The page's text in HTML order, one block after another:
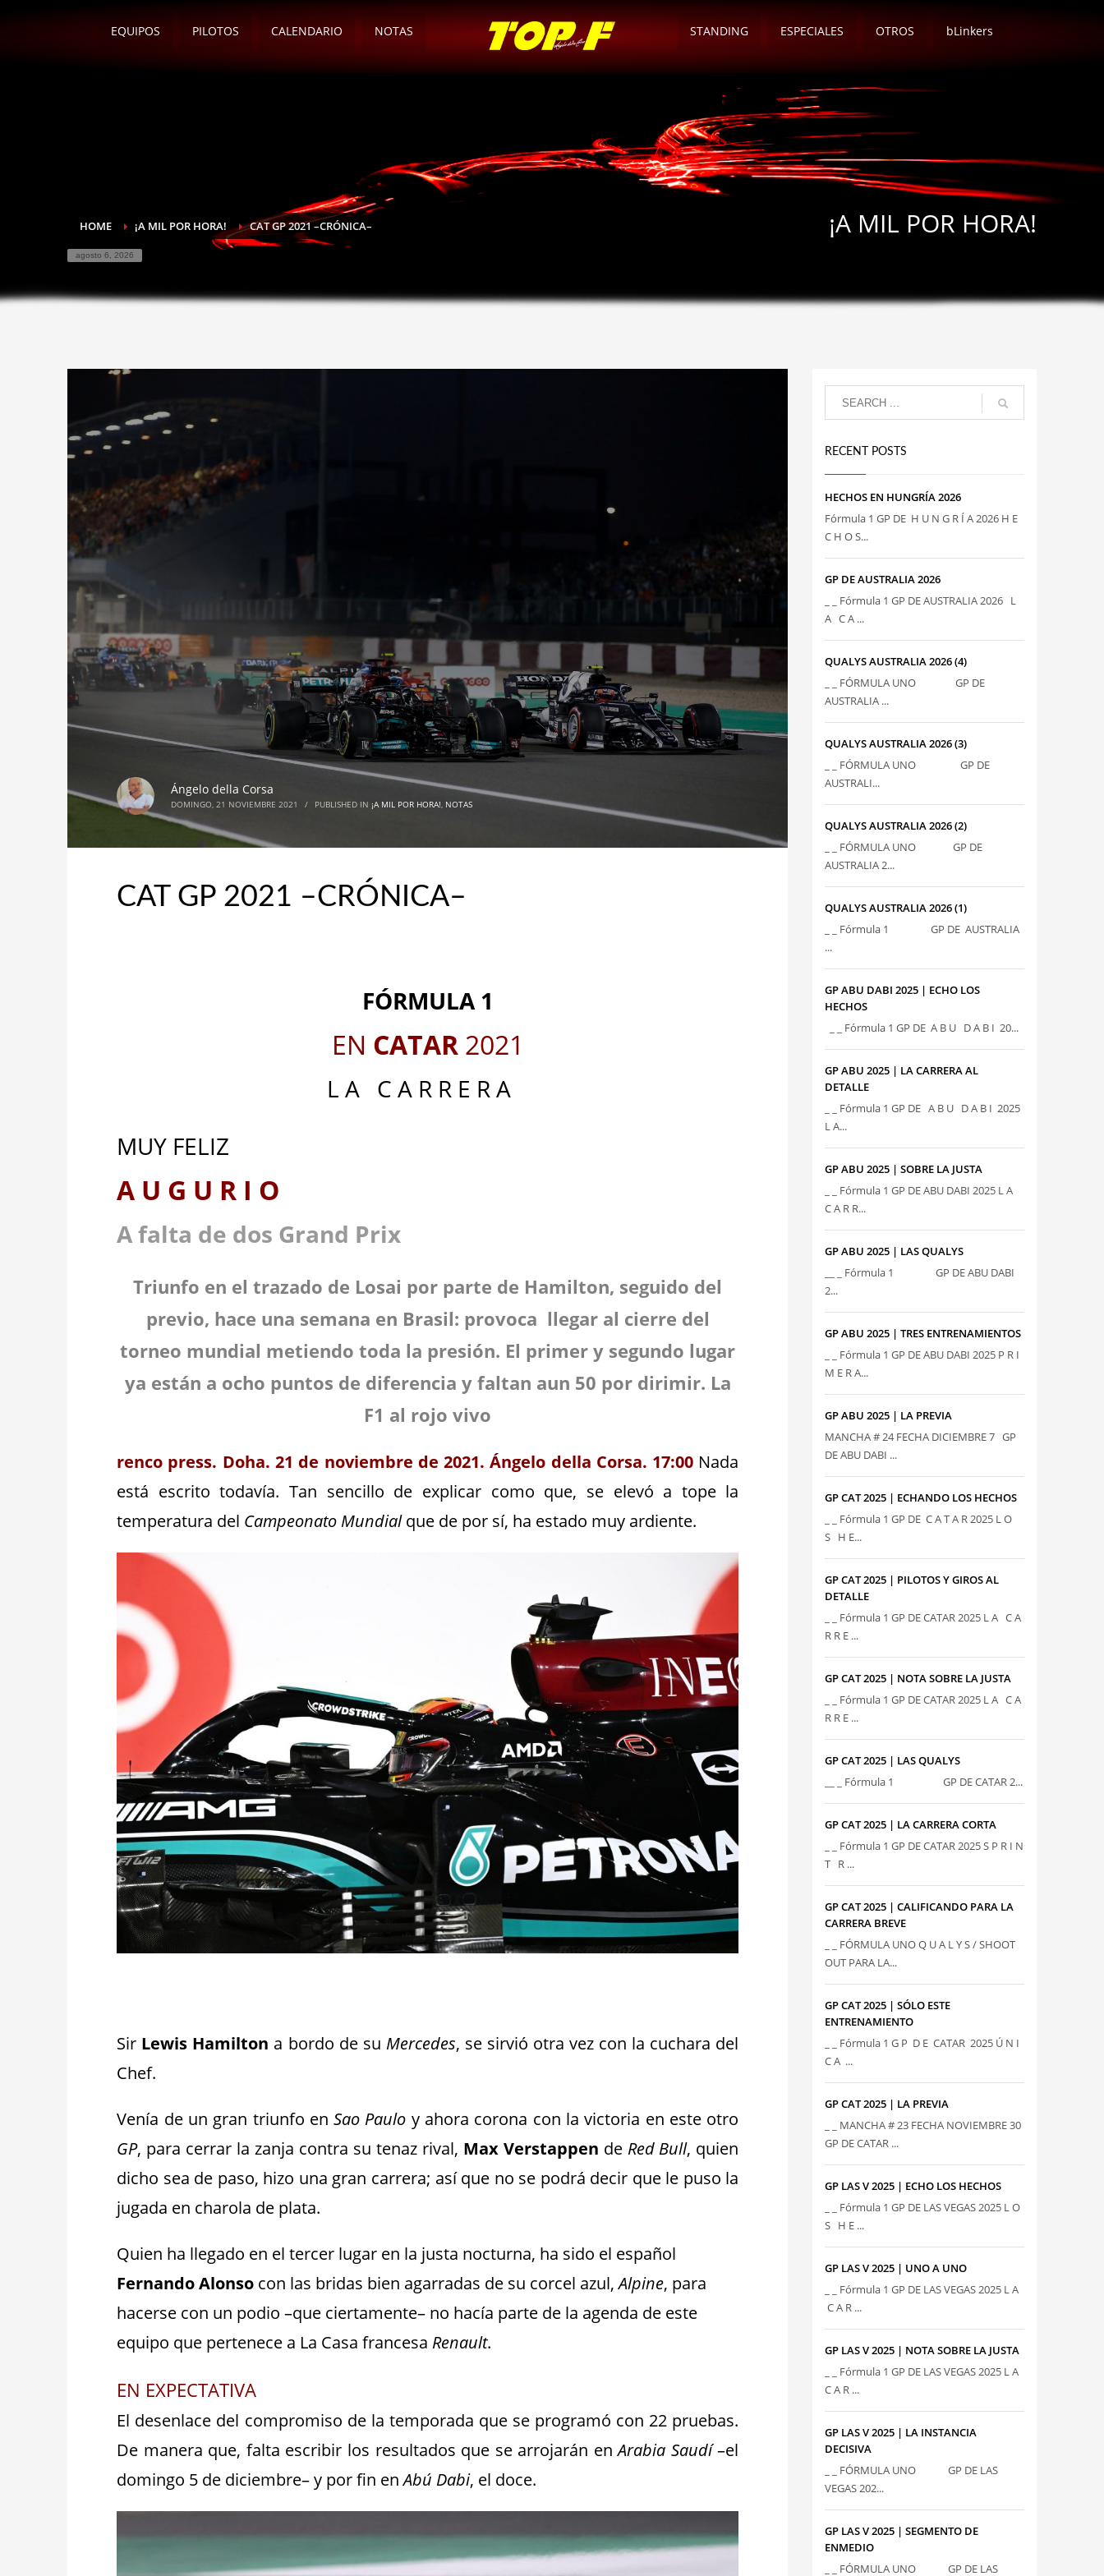
EQUIPOS PILOTOS CALENDARIO NOTAS STANDING ESPECIALES OTROS bLinkers
HOME ¡A MIL POR HORA! CAT GP 2021 –CRÓNICA–
agosto 6, 2026
¡A MIL POR HORA!
Ángelo della Corsa
DOMINGO, 21 NOVIEMBRE 2021 / PUBLISHED IN¡A MIL POR HORA!, NOTAS
CAT GP 2021 –CRÓNICA–
FÓRMULA 1
EN CATAR2021
L A C A R R E R A
MUY FELIZ
A U G U R I O
A falta de dos Grand Prix
Triunfo en el trazado de Losai por parte de Hamilton, seguido del
previo, hace una semana en Brasil: provoca llegar al cierre del
torneo mundial metiendo toda la presión. El primer y segundo lugar
ya están a ocho puntos de diferencia y faltan aun 50 por dirimir. La
F1 al rojo vivo
renco press. Doha. 21 de noviembre de 2021. Ángelo della Corsa. 17:00 Nada
está escrito todavía. Tan sencillo de explicar como que, se elevó a tope la
temperatura del Campeonato Mundialque de por sí, ha estado muy ardiente.
Sir Lewis Hamilton a bordo de su Mercedes, se sirvió otra vez con la cuchara del
Chef.
Venía de un gran triunfo enSao Paulo y ahora corona con la victoria en este otro
GP, para cerrar la zanja contra su tenaz rival, Max Verstappen de Red Bull, quien
dicho sea de paso, hizo una gran carrera; así que no se podrá decir que le puso la
jugada en charola de plata.
Quien ha llegado en el tercer lugar en la justa nocturna, ha sido el español
Fernando Alonso con las bridas bien agarradas de su corcel azul,Alpine, para
hacerse con un podio –que ciertamente­– no hacía parte de la agenda de este
equipo que pertenece a La Casa francesa Renault.
EN EXPECTATIVA
El desenlace del compromiso de la temporada que se programó con 22 pruebas.
De manera que, falta escribir los resultados que se arrojarán enArabia Saudí–el
domingo 5 de diciembre– y por fin enAbú Dabi, el doce.
RECENT POSTS
HECHOS EN HUNGRÍA 2026
Fórmula 1 GP DE H U N G R Í A 2026 H E
C H O S...
GP DE AUSTRALIA 2026
_ _ Fórmula 1 GP DE AUSTRALIA 2026 L
A C A ...
QUALYS AUSTRALIA 2026 (4)
_ _ FÓRMULA UNO GP DE
AUSTRALIA ...
QUALYS AUSTRALIA 2026 (3)
_ _ FÓRMULA UNO GP DE
AUSTRALI...
QUALYS AUSTRALIA 2026 (2)
_ _ FÓRMULA UNO GP DE
AUSTRALIA 2...
QUALYS AUSTRALIA 2026 (1)
_ _ Fórmula 1 GP DE AUSTRALIA
...
GP ABU DABI 2025 | ECHO LOS
HECHOS
_ _ Fórmula 1 GP DE A B U D A B I 20...
GP ABU 2025 | LA CARRERA AL
DETALLE
_ _ Fórmula 1 GP DE A B U D A B I 2025
L A...
GP ABU 2025 | SOBRE LA JUSTA
_ _ Fórmula 1 GP DE ABU DABI 2025 L A
C A R R...
GP ABU 2025 | LAS QUALYS
__ _ Fórmula 1 GP DE ABU DABI
2...
GP ABU 2025 | TRES ENTRENAMIENTOS
_ _ Fórmula 1 GP DE ABU DABI 2025 P R I
M E R A...
GP ABU 2025 | LA PREVIA
MANCHA # 24 FECHA DICIEMBRE 7 GP
DE ABU DABI ...
GP CAT 2025 | ECHANDO LOS HECHOS
_ _ Fórmula 1 GP DE C A T A R 2025 L O
S H E...
GP CAT 2025 | PILOTOS Y GIROS AL
DETALLE
_ _ Fórmula 1 GP DE CATAR 2025 L A C A
R R E ...
GP CAT 2025 | NOTA SOBRE LA JUSTA
_ _ Fórmula 1 GP DE CATAR 2025 L A C A
R R E ...
GP CAT 2025 | LAS QUALYS
__ _ Fórmula 1 GP DE CATAR 2...
GP CAT 2025 | LA CARRERA CORTA
_ _ Fórmula 1 GP DE CATAR 2025 S P R I N
T R ...
GP CAT 2025 | CALIFICANDO PARA LA
CARRERA BREVE
_ _ FÓRMULA UNO Q U A L Y S / SHOOT
OUT PARA LA...
GP CAT 2025 | SÓLO ESTE
ENTRENAMIENTO
_ _ Fórmula 1 G P D E CATAR 2025 Ú N I
C A ...
GP CAT 2025 | LA PREVIA
_ _ MANCHA # 23 FECHA NOVIEMBRE 30
GP DE CATAR ...
GP LAS V 2025 | ECHO LOS HECHOS
_ _ Fórmula 1 GP DE LAS VEGAS 2025 L O
S H E ...
GP LAS V 2025 | UNO A UNO
_ _ Fórmula 1 GP DE LAS VEGAS 2025 L A
C A R ...
GP LAS V 2025 | NOTA SOBRE LA JUSTA
_ _ Fórmula 1 GP DE LAS VEGAS 2025 L A
C A R ...
GP LAS V 2025 | LA INSTANCIA
DECISIVA
_ _ FÓRMULA UNO GP DE LAS
VEGAS 202...
GP LAS V 2025 | SEGMENTO DE
ENMEDIO
_ _ FÓRMULA UNO GP DE LAS